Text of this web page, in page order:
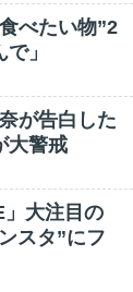
べたい物”2
」
が告白した
大警戒
大注目の
スタ”にフ